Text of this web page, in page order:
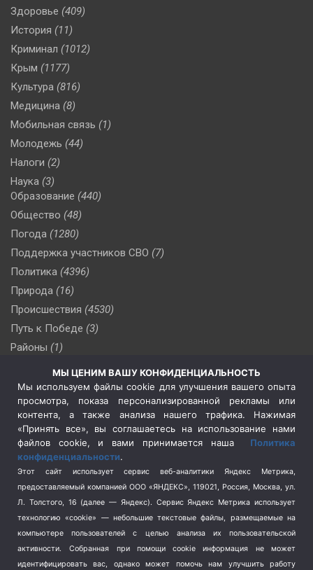
Здоровье (409)
История (11)
Криминал (1012)
Крым (1177)
Культура (816)
Медицина (8)
Мобильная связь (1)
Молодежь (44)
Налоги (2)
Наука (3)
Образование (440)
Общество (48)
Погода (1280)
Поддержка участников СВО (7)
Политика (4396)
Природа (16)
Происшествия (4530)
Путь к Победе (3)
Районы (1)
(509)
Сельское хозяйство (3)
Социальная политика
(3)
Спецоперация в Украине
Спецоперация на Украине
(404)
Спорт (740)
Терроризм (1)
Транспорт (262)
Туризм (178)
МЫ ЦЕНИМ ВАШУ КОНФИДЕНЦИАЛЬНОСТЬ
Мы используем файлы cookie для улучшения вашего опыта
просмотра, показа персонализированной рекламы или
контента, а также анализа нашего трафика. Нажимая
«Принять все», вы соглашаетесь на использование нами
файлов cookie, и вами принимается наша Политика
конфиденциальности.
Этот сайт использует сервис веб-аналитики Яндекс Метрика,
предоставляемый компанией ООО «ЯНДЕКС», 119021, Россия, Москва, ул.
Л. Толстого, 16 (далее — Яндекс). Сервис Яндекс Метрика использует
технологию «cookie» — небольшие текстовые файлы, размещаемые на
компьютере пользователей с целью анализа их пользовательской
активности.
Собранная при помощи cookie информация не может
идентифицировать вас, однако может помочь нам улучшить работу